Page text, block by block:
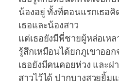
น้องอยู่ ทั้งที่ตอนแรกเธอ
เธอและน้องสาว
แต่เธอยังมีพี่ชายผู้หล่อเห
รู้สึกเหมือนได้ยกภูเขาออก
เธอยังมีคนคอยห่วง และฝ
สาวไว้ได้ ปากบางสวยยิ้ม